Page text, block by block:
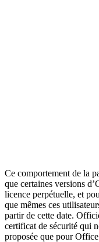
Ce comportement de la
que certaines versions
licence perpétuelle, et
que mêmes ces
partir de cette date.
certificat de sécurité qui
proposée que pour